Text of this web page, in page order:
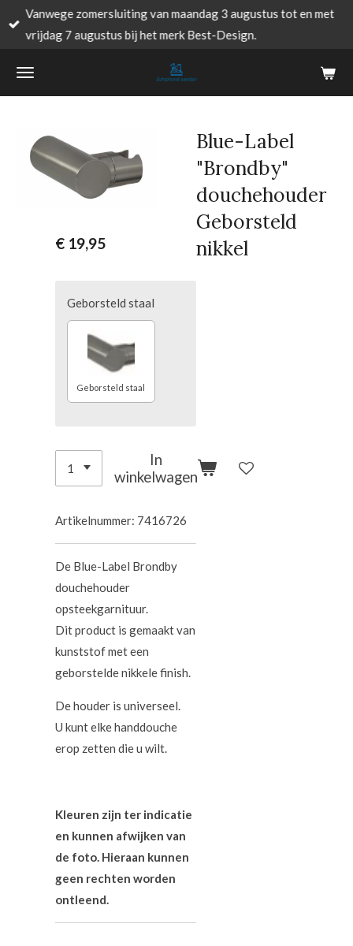
Ga
direct
de
Vanwege zomersluiting van maandag 3 augustus tot en met
vrijdag 7 augustus bij het merk Best-Design.
Blue-Label
"Brondby"
douchehouder
Geborsteld
nikkel
€ 19,95
Geborsteld staal
Geborsteld staal
In
winkelwagen
Artikelnummer: 7416726
De Blue-Label Brondby
douchehouder
opsteekgarnituur.
Dit product is gemaakt van
kunststof met een
geborstelde nikkele finish.
De houder is universeel.
U kunt elke handdouche
erop zetten die u wilt.
Kleuren zijn ter indicatie
en kunnen afwijken van
de foto. Hieraan kunnen
geen rechten worden
ontleend.